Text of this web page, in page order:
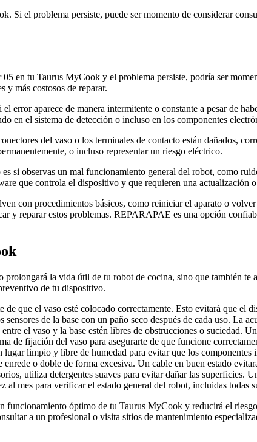
Si el problema persiste, puede ser momento de considerar
en tu Taurus MyCook y el problema persiste, podría ser
y más costosos de reparar.
error aparece de manera intermitente o constante a pesar de
en el sistema de detección o incluso en los componentes
del vaso o los terminales de contacto están dañados,
o incluso representar un riesgo eléctrico.
si observas un mal funcionamiento general del robot, como
que controla el dispositivo y que requieren una actualización
con procedimientos básicos, como reiniciar el aparato o
y reparar estos problemas. REPARAPAE es una opción
la vida útil de tu robot de cocina, sino que también te
de tu dispositivo.
de que el vaso esté colocado correctamente. Esto evitará que el
sensores de la base con un paño seco después de cada uso. La
el vaso y la base estén libres de obstrucciones o suciedad.
de fijación del vaso para asegurarte de que funcione
limpio y libre de humedad para evitar que los componentes
enrede o doble de forma excesiva. Un cable en buen estado
utiliza detergentes suaves para evitar dañar las superficies.
al mes para verificar el estado general del robot, incluidas todas
funcionamiento óptimo de tu Taurus MyCook y reducirá el
a un profesional o visita sitios de mantenimiento